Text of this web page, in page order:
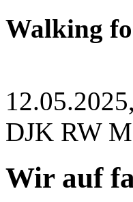
Walking
DJK RW
Wir auf